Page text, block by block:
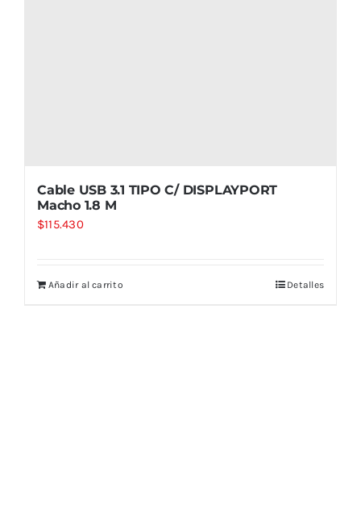
Cable USB 3.1 TIPO C/ DISPLAYPORT
Macho 1.8 M
$115.430
Añadir al carrito Detalles